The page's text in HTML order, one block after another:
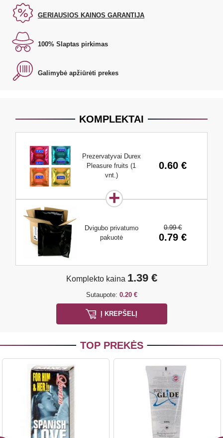
GERIAUSIOS KAINOS GARANTIJA
100% Slaptas pirkimas
Galimybė apžiūrėti prekes
KOMPLEKTAI
Prezervatyvai Durex
Pleasure fruits (1
vnt.)
0.60 €
Dvigubo privatumo
pakuotė
0.99 €
0.79 €
Komplekto kaina 1.39 €
Sutaupote: 0.20 €
Į KREPŠELĮ
TOP PREKĖS